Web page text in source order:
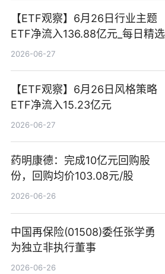
【ETF观察】6月26日行业主题
ETF净流入136.88亿元_每日精选
2026-06-27
【ETF观察】6月26日风格策略
ETF净流入15.23亿元
2026-06-27
药明康德：完成10亿元回购股
份，回购均价103.08元/股
2026-06-26
中国再保险(01508)委任张学勇
为独立非执行董事
2026-06-26